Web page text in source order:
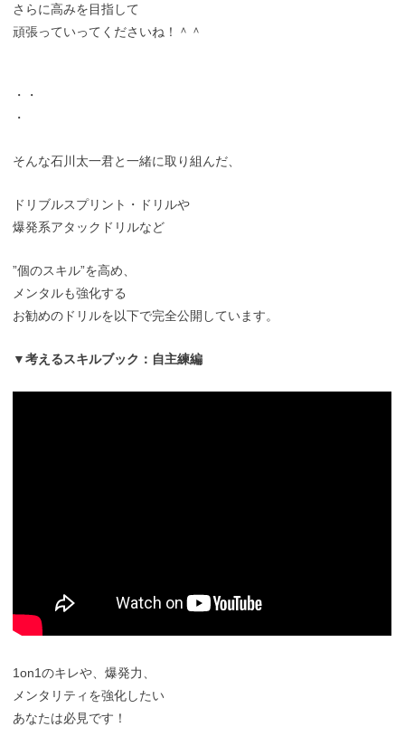
さらに高みを目指して
頑張っていってくださいね！＾＾
・・
・
そんな石川太一君と一緒に取り組んだ、
ドリブルスプリント・ドリルや
爆発系アタックドリルなど
”個のスキル”を高め、
メンタルも強化する
お勧めのドリルを以下で完全公開しています。
▼考えるスキルブック：自主練編
1on1のキレや、爆発力、
メンタリティを強化したい
あなたは必見です！